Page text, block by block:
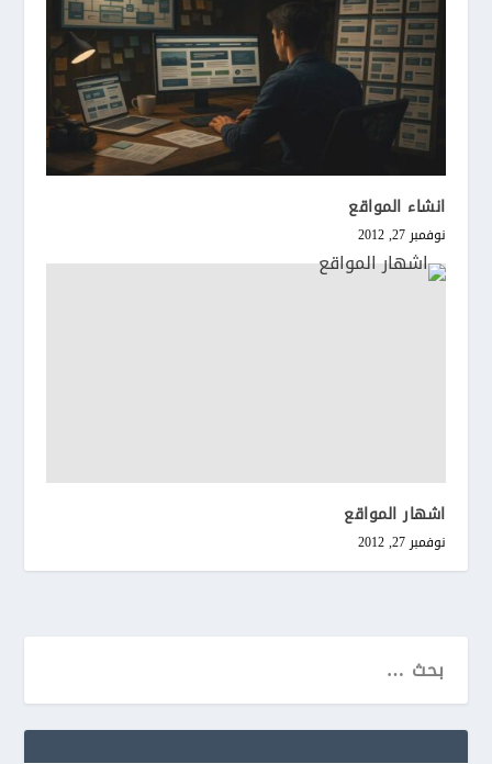
انشاء المواقع
نوفمبر 27, 2012
اشهار المواقع
نوفمبر 27, 2012